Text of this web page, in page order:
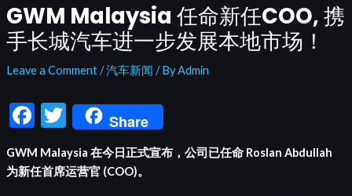
GWM Malaysia 任命新任COO, 携
手长城汽车进一步发展本地市场！
Leave a Comment/汽车新闻 / ByAdmin
F
e
T
w
itt
Share
GWM Malaysia 在今日正式宣布，公司已任命 Roslan Abdullah
为新任首席运营官 (COO)。
navigation